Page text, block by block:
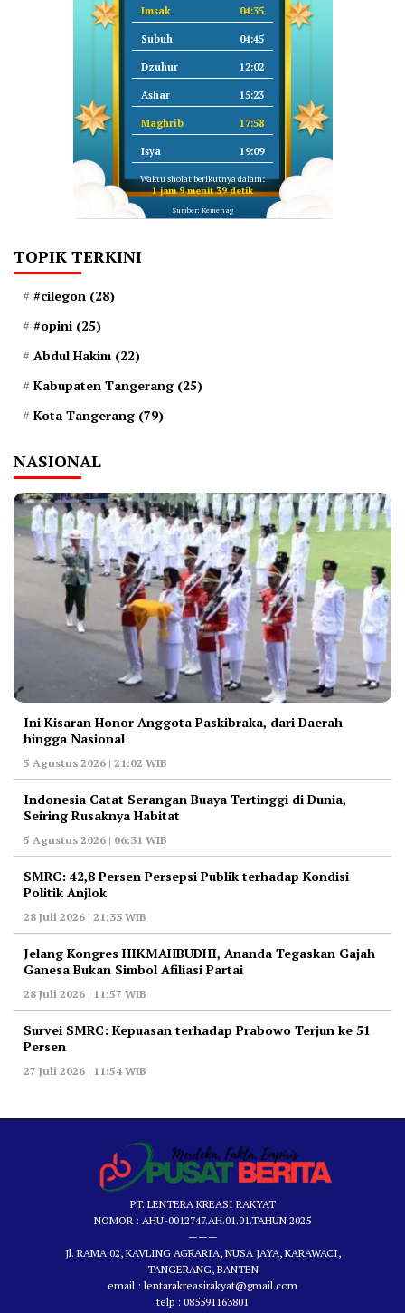
Imsak 04:35
Subuh 04:45
Dzuhur 12:02
Ashar 15:23
Maghrib 17:58
Isya 19:09
Waktu sholat berikutnya dalam:
1 jam 9 menit 38 detik
Sumber: Kemenag
TOPIK TERKINI
#cilegon (28)
#opini (25)
Abdul Hakim (22)
Kabupaten Tangerang (25)
Kota Tangerang (79)
NASIONAL
Ini Kisaran Honor Anggota Paskibraka, dari Daerah
hingga Nasional
5 Agustus 2026 | 21:02 WIB
Indonesia Catat Serangan Buaya Tertinggi di Dunia,
Seiring Rusaknya Habitat
5 Agustus 2026 | 06:31 WIB
‎SMRC: 42,8 Persen Persepsi Publik terhadap Kondisi
Politik Anjlok
28 Juli 2026 | 21:33 WIB
‎Jelang Kongres HIKMAHBUDHI, Ananda Tegaskan Gajah
Ganesa Bukan Simbol Afiliasi Partai
28 Juli 2026 | 11:57 WIB
‎Survei SMRC: Kepuasan terhadap Prabowo Terjun ke 51
Persen
27 Juli 2026 | 11:54 WIB
PT. LENTERA KREASI RAKYAT
NOMOR : AHU-0012747.AH.01.01.TAHUN 2025
———
Jl. RAMA 02, KAVLING AGRARIA, NUSA JAYA, KARAWACI,
TANGERANG, BANTEN
email : lentarakreasirakyat@gmail.com
telp : 085591163801